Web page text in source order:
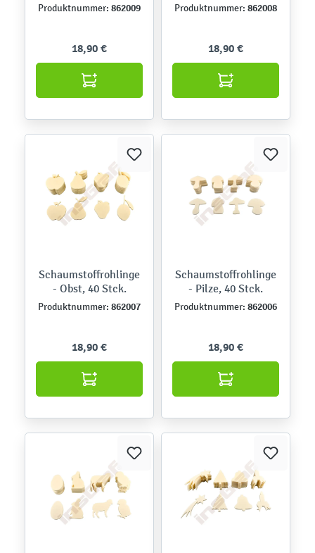
Produktnummer: 862009
18,90 €
Produktnummer: 862008
18,90 €
Schaumstoffrohlinge
- Obst, 40 Stck.
Produktnummer: 862007
18,90 €
Schaumstoffrohlinge
- Pilze, 40 Stck.
Produktnummer: 862006
18,90 €